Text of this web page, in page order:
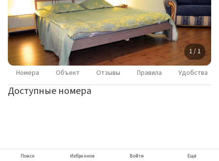
1 / 1
Номера Объект Отзывы Правила Удобства
Доступные номера
Поиск Избранное Войти Ещё